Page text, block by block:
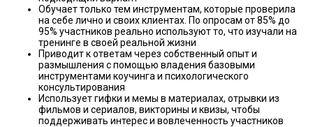
Обучает только тем инструментам, которые проверила
на себе лично и своих клиентах. По опросам от 85% до
95% участников реально используют то, что изучали на
тренинге в своей реальной жизни
Приводит к ответам через собственный опыт и
размышления с помощью владения базовыми
инструментами коучинга и психологического
консультирования
Использует гифки и мемы в материалах, отрывки из
фильмов и сериалов, викторины и квизы, чтобы
поддерживать интерес и вовлеченность участников